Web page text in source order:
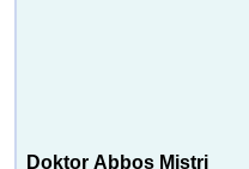
Doktor Abbos Mistri